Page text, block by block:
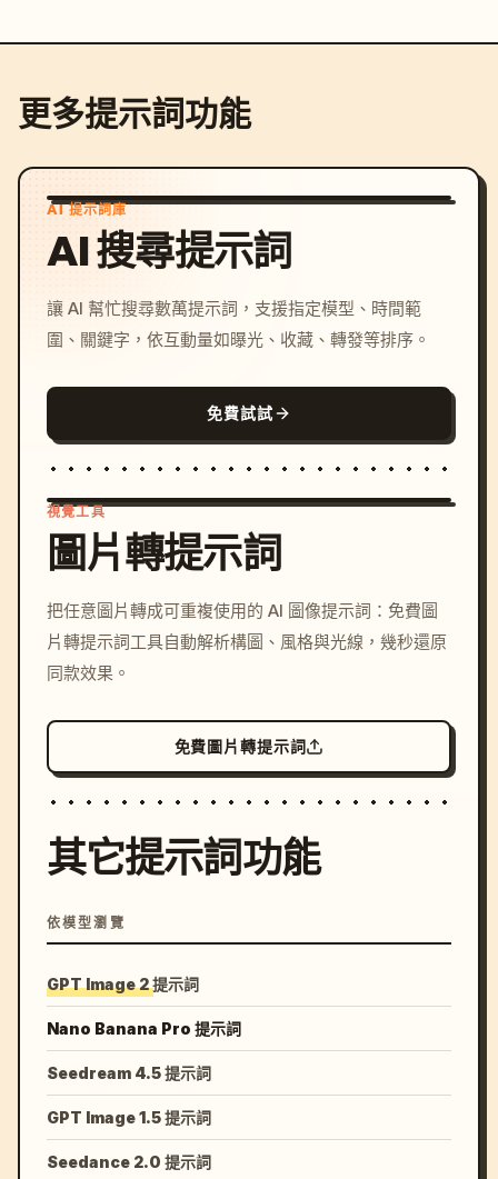
更多提示詞功能
AI 提示詞庫
AI 搜尋提示詞
讓 AI 幫忙搜尋數萬提示詞，支援指定模型、時間範
圍、關鍵字，依互動量如曝光、收藏、轉發等排序。
免費試試
c, cyberpunk sunset, neon
colors, 8k --v 6.0
視覺工具
圖片轉提示詞
把任意圖片轉成可重複使用的 AI 圖像提示詞：免費圖
片轉提示詞工具自動解析構圖、風格與光線，幾秒還原
同款效果。
免費圖片轉提示詞
其它提示詞功能
依模型瀏覽
GPT Image 2 提示詞
Nano Banana Pro 提示詞
Seedream 4.5 提示詞
GPT Image 1.5 提示詞
Seedance 2.0 提示詞